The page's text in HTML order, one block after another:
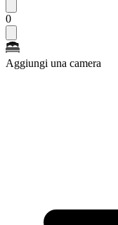
0
Aggiungi una camera